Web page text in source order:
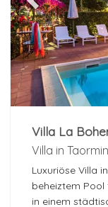
Previous
Villa La
Villa in
Luxuriöse Villa
beheiztem Pool
in einem